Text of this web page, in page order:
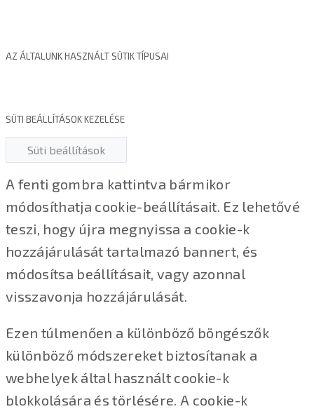
AZ ÁLTALUNK HASZNÁLT SÜTIK TÍPUSAI
SÜTI BEÁLLÍTÁSOK KEZELÉSE
Süti beállítások
A fenti gombra kattintva bármikor
módosíthatja cookie-beállításait. Ez lehetővé
teszi, hogy újra megnyissa a cookie-k
hozzájárulását tartalmazó bannert, és
módosítsa beállításait, vagy azonnal
visszavonja hozzájárulását.
Ezen túlmenően a különböző böngészők
különböző módszereket biztosítanak a
webhelyek által használt cookie-k
blokkolására és törlésére. A cookie-k